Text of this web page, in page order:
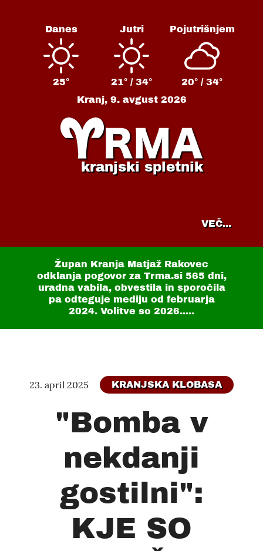
Danes
25°
Jutri
21° / 34°
Pojutrišnjem
20° / 34°
Kranj, 9. avgust 2026
kranjski spletnik
VEČ...
Župan Kranja Matjaž Rakovec
odklanja pogovor za Trma.si 565 dni,
uradna vabila, obvestila in sporočila
pa odteguje mediju od februarja
2024. Volitve so 2026.....
23. april 2025 KRANJSKA KLOBASA
"Bomba v
nekdanji
gostilni":
KJE SO